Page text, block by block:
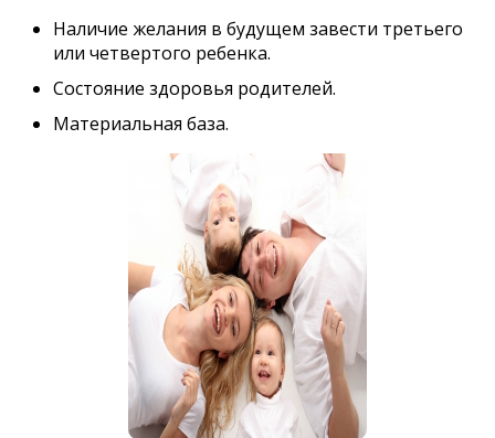
Наличие желания в будущем завести третьего
или четвертого ребенка.
Состояние здоровья родителей.
Материальная база.